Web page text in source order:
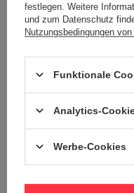
Tracking der Bestellung
Ich möchte vom Vertrag
festlegen. Weitere
und zum Datenschutz
Nutzungsbedingungen
Funktionale
Analytics-
Werbe-Cookies